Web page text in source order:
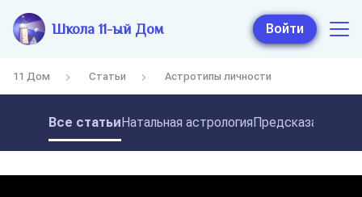
Школа 11-ый Дом Войти
11 Дом Статьи Астротипы личности
Все статьиНатальная астрология